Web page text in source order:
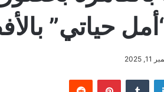
حياتي”
2025
لينكدإن بينتيريست